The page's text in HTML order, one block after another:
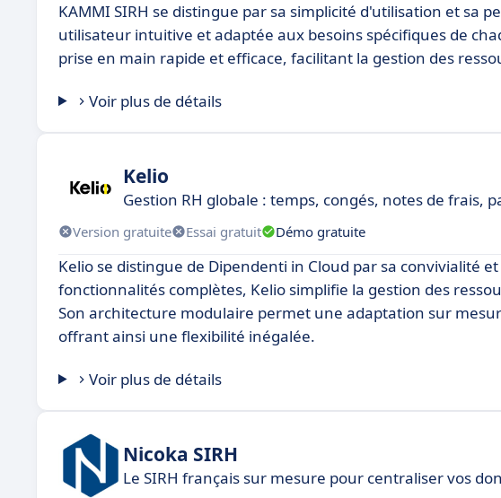
KAMMI SIRH se distingue par sa simplicité d'utilisation et sa
utilisateur intuitive et adaptée aux besoins spécifiques de
prise en main rapide et efficace, facilitant la gestion des
Voir plus de détails
Kelio
Gestion RH globale : temps, congés, notes de frais,
Version gratuite Essai gratuit Démo gratuite
Kelio se distingue de Dipendenti in Cloud par sa convivialité
fonctionnalités complètes, Kelio simplifie la gestion des
Son architecture modulaire permet une adaptation sur
offrant ainsi une flexibilité inégalée.
Voir plus de détails
Nicoka SIRH
Le SIRH français sur mesure pour centraliser vos